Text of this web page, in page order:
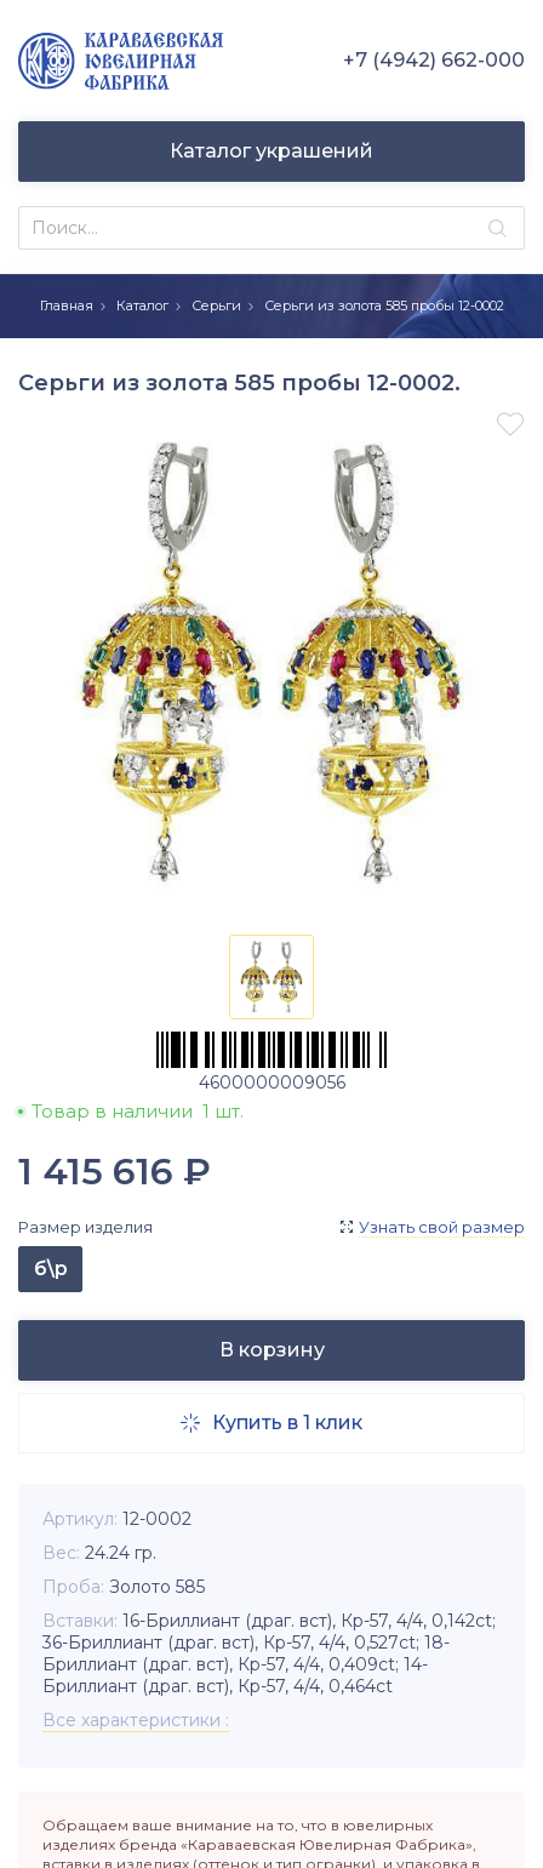
+7 (4942) 662-000
Каталог украшений
Главная Каталог Серьги Серьги из золота 585 пробы 12-0002
Серьги из золота 585 пробы 12-0002.

4600000009056
Товар в наличии 1 шт.
1 415 616 ₽
Размер изделия  Узнать свой размер
б\р
В корзину
 Купить в 1 клик
Артикул 12-0002
Вес 24.24 гр.
Проба Золото 585
Вставки 16-Бриллиант (драг. вст), Кр-57, 4/4, 0,142ct;
36-Бриллиант (драг. вст), Кр-57, 4/4, 0,527ct; 18-
Бриллиант (драг. вст), Кр-57, 4/4, 0,409ct; 14-
Бриллиант (драг. вст), Кр-57, 4/4, 0,464ct
Все характеристики
Обращаем ваше внимание на то, что в ювелирных
изделиях бренда «Караваевская Ювелирная Фабрика»,
вставки в изделиях (оттенок и тип огранки), и упаковка в